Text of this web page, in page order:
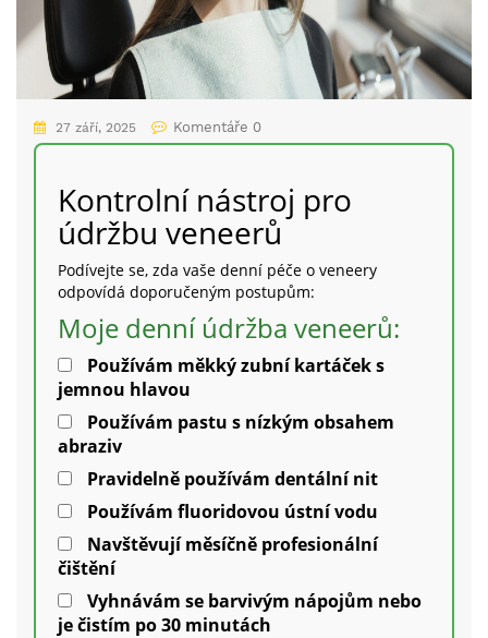
27 září, 2025 Komentáře 0
Kontrolní nástroj pro
údržbu veneerů
Podívejte se, zda vaše denní péče o veneery
odpovídá doporučeným postupům:
Moje denní údržba veneerů:
Používám měkký zubní kartáček s
jemnou hlavou
Používám pastu s nízkým obsahem
abraziv
Pravidelně používám dentální nit
Používám fluoridovou ústní vodu
Navštěvují měsíčně profesionální
čištění
Vyhnávám se barvivým nápojům nebo
je čistím po 30 minutách